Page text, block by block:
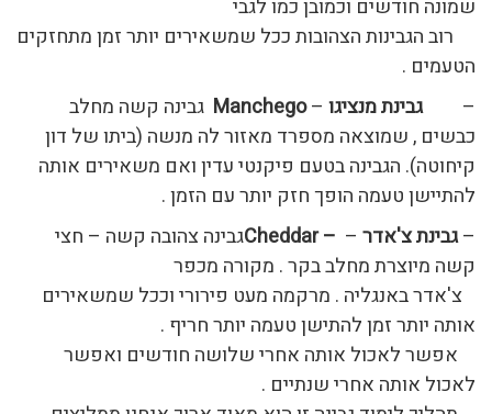
שמונה חודשים וכמובן כמו לגבי
רוב הגבינות הצהובות ככל שמשאירים יותר זמן מתחזקים
הטעמים .
–גבינת מנציגו –
Manchego
גבינה קשה מחלב
כבשים , שמוצאה מספרד מאזור לה מנשה (ביתו של דון
קיחוטה). הגבינה בטעם פיקנטי עדין ואם משאירים אותה
להתיישן טעמה הופך חזק יותר עם הזמן .
–גבינת צ'אדר –
– Cheddar
גבינה צהובה קשה – חצי
קשה מיוצרת מחלב בקר . מקורה מכפר
צ'אדר באנגליה . מרקמה מעט פירורי וככל שמשאירים
אותה יותר זמן להתישן טעמה יותר חריף .
אפשר לאכול אותה אחרי שלושה חודשים ואפשר
לאכול אותה אחרי שנתיים .